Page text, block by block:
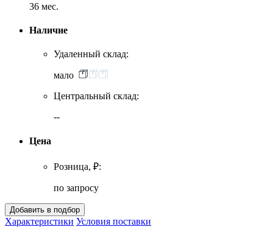
36 мес.
Наличие
Удаленный склад:
мало
Центральный склад:
--
Цена
Розница, ₽:
по запросу
Характеристики Условия поставки